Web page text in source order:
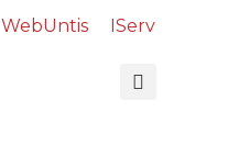
WebUntis IServ